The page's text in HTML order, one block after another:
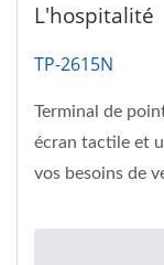
L'hospitalité
TP-2615N
Terminal de
écran tactile et
vos besoins de